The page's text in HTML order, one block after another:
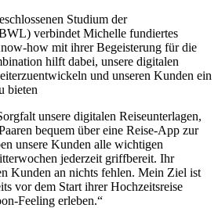
Studium der
verbindet Michelle fundiertes
how mit ihrer Begeisterung für die
hilft dabei, unsere digitalen
und unseren Kunden ein
bieten
unsere digitalen Reiseunterlagen,
bequem über eine Reise-App zur
unsere Kunden alle wichtigen
jederzeit griffbereit. Ihr
Kunden an nichts fehlen. Mein Ziel ist
vor dem Start ihrer Hochzeitsreise
Feeling erleben.“